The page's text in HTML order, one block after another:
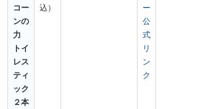
コー
ンの
力
トイ
レス
ティ
ック
２本
込）
ー
公
式
リ
ン
ク